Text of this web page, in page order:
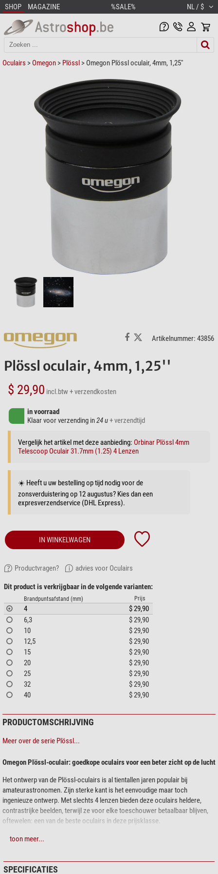
SHOP MAGAZINE %SALE% NL / $
Oculairs > Omegon > Plössl > Omegon Plössl oculair, 4mm, 1,25''
Artikelnummer: 43856
Plössl oculair, 4mm, 1,25''
$ 29,90 incl.btw+ verzendkosten
in voorraad
Klaar voor verzending in24 u+ verzendtijd
Vergelijk het artikel met deze aanbieding: Orbinar Plössl 4mm
Telescoop Oculair 31.7mm (1.25) 4 Lenzen
☀️ Heeft u uw bestelling op tijd nodig voor de
zonsverduistering op 12 augustus? Kies dan een
expresverzendservice (DHL Express).
IN WINKELWAGEN
Productvragen? advies voor Oculairs
Dit product is verkrijgbaar in de volgende varianten:
Brandpuntsafstand (mm) Prijs
4
$ 29,90
6,3
$ 29,90
10
$ 29,90
12,5
$ 29,90
15
$ 29,90
20
$ 29,90
25
$ 29,90
32
$ 29,90
40
$ 29,90
PRODUCTOMSCHRIJVING
Meer over de serie Plössl...
Omegon Plössl-oculair: goedkope oculairs voor een beter zicht op de lucht
Het ontwerp van de Plössl-oculairs is al tientallen jaren populair bij
amateurastronomen. Zijn sterke kant is het eenvoudige maar toch
ingenieuze ontwerp. Met slechts 4 lenzen bieden deze oculairs heldere,
contrastrijke beelden, terwijl ze voor elke toeschouwer betaalbaar blijven,
oftewelen: een van de beste oculairs in deze prijsklasse.
Gaat strooilicht tegen: rubberen oogschelpen tegen zijlicht
Duurzaam: hoogwaardig afgewerkte metalen oculairs
toon meer...
SPECIFICATIES